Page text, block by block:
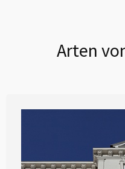
Arten